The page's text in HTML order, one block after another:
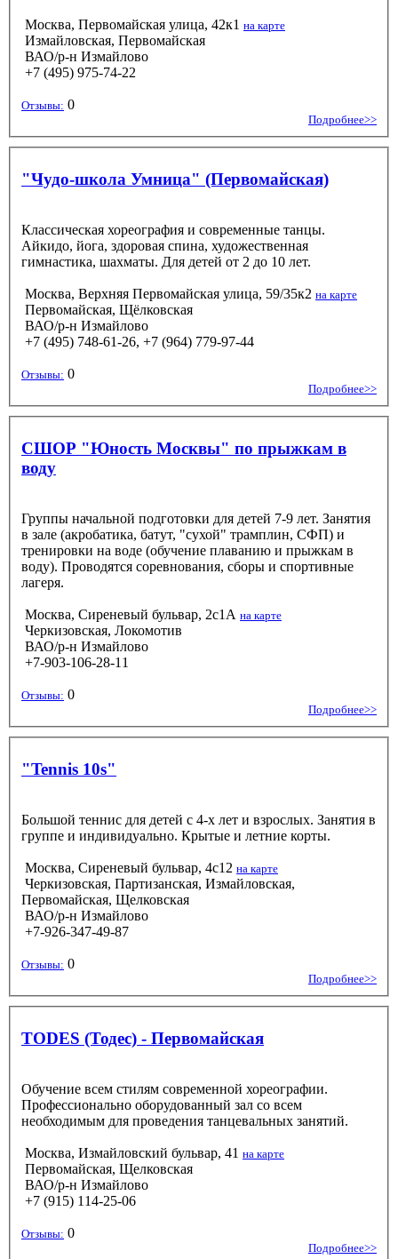
Москва, Первомайская улица, 42к1 на карте
Измайловская, Первомайская
ВАО/р-н Измайлово
+7 (495) 975-74-22
Отзывы: 0
Подробнее>>
"Чудо-школа Умница" (Первомайская)
Классическая хореография и современные танцы.
Айкидо, йога, здоровая спина, художественная
гимнастика, шахматы. Для детей от 2 до 10 лет.
Москва, Верхняя Первомайская улица, 59/35к2 на карте
Первомайская, Щёлковская
ВАО/р-н Измайлово
+7 (495) 748-61-26, +7 (964) 779-97-44
Отзывы: 0
Подробнее>>
СШОР "Юность Москвы" по прыжкам в
воду
Группы начальной подготовки для детей 7-9 лет. Занятия
в зале (акробатика, батут, "сухой" трамплин, СФП) и
тренировки на воде (обучение плаванию и прыжкам в
воду). Проводятся соревнования, сборы и спортивные
лагеря.
Москва, Сиреневый бульвар, 2с1А на карте
Черкизовская, Локомотив
ВАО/р-н Измайлово
+7-903-106-28-11
Отзывы: 0
Подробнее>>
"Tennis 10s"
Большой теннис для детей с 4-х лет и взрослых. Занятия в
группе и индивидуально. Крытые и летние корты.
Москва, Сиреневый бульвар, 4с12 на карте
Черкизовская, Партизанская, Измайловская,
Первомайская, Щелковская
ВАО/р-н Измайлово
+7-926-347-49-87
Отзывы: 0
Подробнее>>
TODES (Тодес) - Первомайская
Обучение всем стилям современной хореографии.
Профессионально оборудованный зал со всем
необходимым для проведения танцевальных занятий.
Москва, Измайловский бульвар, 41 на карте
Первомайская, Щелковская
ВАО/р-н Измайлово
+7 (915) 114-25-06
Отзывы: 0
Подробнее>>